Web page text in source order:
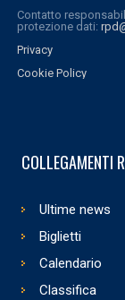
Contatto
protezione dati:
Privacy
Cookie Policy
COLLEGAMENTI
Ultime news
Biglietti
Calendario
Classifica